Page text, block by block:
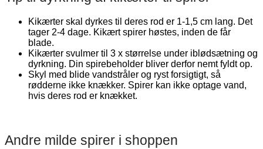
Kikærter skal dyrkes til deres rod er 1-1,5 cm lang. Det
tager 2-4 dage. Kikært spirer høstes, inden de får
blade.
Kikærter svulmer til 3 x størrelse under iblødsætning og
dyrkning. Din spirebeholder bliver derfor nemt fyldt op.
Skyl med blide vandstråler og ryst forsigtigt, så
rødderne ikke knækker. Spirer kan ikke optage vand,
hvis deres rod er knækket.
Andre milde spirer i shoppen